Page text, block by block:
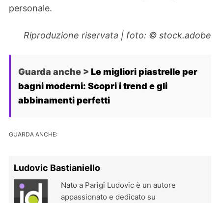
personale.
Riproduzione riservata | foto: © stock.adobe
Guarda anche > Le migliori piastrelle per
bagni moderni: Scopri i trend e gli
abbinamenti perfetti
GUARDA ANCHE:
Ludovic Bastianiello
Nato a Parigi Ludovic è un autore
appassionato e dedicato su